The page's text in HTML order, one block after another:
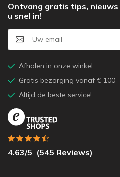
Ontvang gratis tips,
u snel in!
Afhalen in onze winkel
Gratis bezorging vanaf € 100
Altijd de beste service!
4.63/5 (545 Reviews)